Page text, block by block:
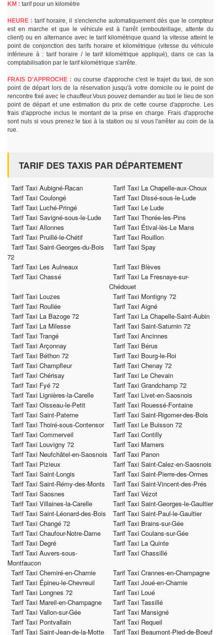
KM : tarif pour un kilomètre
HEURE : tarif horaire, il s'enclenche automatiquement dès que le compteur
est en marche et que le véhicule est à l'arrêt (embouteillage, attente du
client) ou en alternance avec le tarif kilométrique quand la vitesse atteint le
point de conjonction des tarifs horaire et kilométrique (vitesse du véhicule
inférieure à : tarif horaire / le tarif kilométrique appliqué), dans ce cas la
comptabilisation par le tarif kilométrique s'arrête.
FRAIS D'APPROCHE : ou course d'approche c'est le trajet du taxi, de son
point de départ lors de la réservation jusqu'à votre domicile ou le point de
rencontre fixé avec le chauffeur.Vous pouvez demander au taxi le lieu de son
point de départ et une estimation du prix de cette course d'approche. Les
frais d'approche inclus le montant de la prise en charge. Frais d'approche
sont nuls si vous prenez le taxi à la station ou si vous l'arrêter au coin de la
rue.
TARIF DES TAXIS PAR DÉPARTEMENT
Tarif Taxi Aubigné-Racan
Tarif Taxi La Chapelle-aux-Choux
Tarif Taxi Coulongé
Tarif Taxi Dissé-sous-le-Lude
Tarif Taxi Luché-Pringé
Tarif Taxi Le Lude
Tarif Taxi Savigné-sous-le-Lude
Tarif Taxi Thorée-les-Pins
Tarif Taxi Allonnes
Tarif Taxi Étival-lès-Le Mans
Tarif Taxi Pruillé-le-Chétif
Tarif Taxi Rouillon
Tarif Taxi Saint-Georges-du-Bois
72
Tarif Taxi Spay
Tarif Taxi Les Aulneaux
Tarif Taxi Blèves
Tarif Taxi Chassé
Tarif Taxi La Fresnaye-sur-
Chédouet
Tarif Taxi Louzes
Tarif Taxi Montigny 72
Tarif Taxi Roullée
Tarif Taxi Aigné
Tarif Taxi La Bazoge 72
Tarif Taxi La Chapelle-Saint-Aubin
Tarif Taxi La Milesse
Tarif Taxi Saint-Saturnin 72
Tarif Taxi Trangé
Tarif Taxi Ancinnes
Tarif Taxi Arçonnay
Tarif Taxi Bérus
Tarif Taxi Béthon 72
Tarif Taxi Bourg-le-Roi
Tarif Taxi Champfleur
Tarif Taxi Chenay 72
Tarif Taxi Chérisay
Tarif Taxi Le Chevain
Tarif Taxi Fyé 72
Tarif Taxi Grandchamp 72
Tarif Taxi Lignières-la-Carelle
Tarif Taxi Livet-en-Saosnois
Tarif Taxi Oisseau-le-Petit
Tarif Taxi Rouessé-Fontaine
Tarif Taxi Saint-Paterne
Tarif Taxi Saint-Rigomer-des-Bois
Tarif Taxi Thoiré-sous-Contensor
Tarif Taxi Le Buisson 72
Tarif Taxi Commerveil
Tarif Taxi Contilly
Tarif Taxi Louvigny 72
Tarif Taxi Mamers
Tarif Taxi Neufchâtel-en-Saosnois
Tarif Taxi Panon
Tarif Taxi Pizieux
Tarif Taxi Saint-Calez-en-Saosnois
Tarif Taxi Saint-Longis
Tarif Taxi Saint-Pierre-des-Ormes
Tarif Taxi Saint-Rémy-des-Monts
Tarif Taxi Saint-Vincent-des-Prés
Tarif Taxi Saosnes
Tarif Taxi Vézot
Tarif Taxi Villaines-la-Carelle
Tarif Taxi Saint-Georges-le-Gaultier
Tarif Taxi Saint-Léonard-des-Bois
Tarif Taxi Saint-Paul-le-Gaultier
Tarif Taxi Changé 72
Tarif Taxi Brains-sur-Gée
Tarif Taxi Chaufour-Notre-Dame
Tarif Taxi Coulans-sur-Gée
Tarif Taxi Degré
Tarif Taxi La Quinte
Tarif Taxi Auvers-sous-
Montfaucon
Tarif Taxi Chassillé
Tarif Taxi Chemiré-en-Charnie
Tarif Taxi Crannes-en-Champagne
Tarif Taxi Épineu-le-Chevreuil
Tarif Taxi Joué-en-Charnie
Tarif Taxi Longnes 72
Tarif Taxi Loué
Tarif Taxi Mareil-en-Champagne
Tarif Taxi Tassillé
Tarif Taxi Vallon-sur-Gée
Tarif Taxi Mansigné
Tarif Taxi Pontvallain
Tarif Taxi Requeil
Tarif Taxi Saint-Jean-de-la-Motte
Tarif Taxi Beaumont-Pied-de-Boeuf